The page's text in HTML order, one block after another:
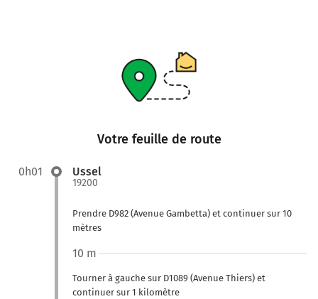
Votre feuille de route
0h01 Ussel
19200
Prendre D982 (Avenue Gambetta) et continuer sur 10
mètres
Tourner à gauche sur D1089 (Avenue Thiers) et
continuer sur 1 kilomètre
10 m